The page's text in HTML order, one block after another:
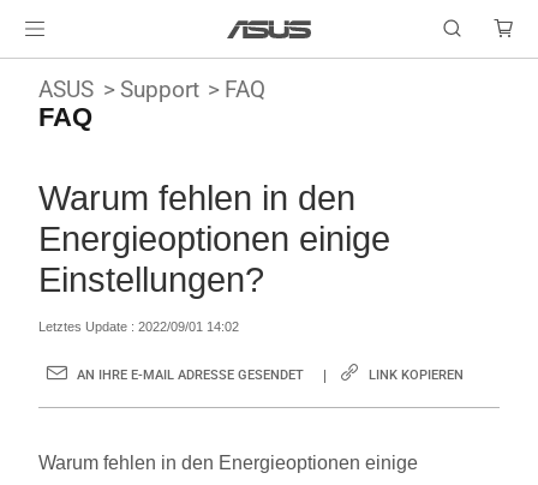
ASUS Support FAQ
FAQ
Warum fehlen in den
Energieoptionen einige
Einstellungen?
Letztes Update : 2022/09/01 14:02
AN IHRE E-MAIL ADRESSE GESENDET LINK KOPIEREN
Warum fehlen in den Energieoptionen einige